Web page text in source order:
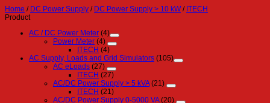
Home / DC Power Supply / DC Power Supply > 10 kW / ITECH
Product
AC / DC Power Meter (4)
Power Meter (4)
ITECH (4)
AC Supply, Loads and Grid Simulators (105)
AC eLoads (27)
ITECH (27)
AC/DC Power Supply > 5 kVA (21)
ITECH (21)
AC/DC Power Supply 0-5000 VA (20)